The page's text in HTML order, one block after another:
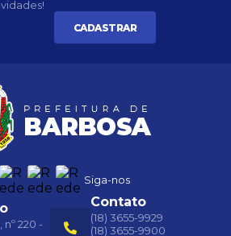
CADASTRAR
Siga-nos
nº 220 -
Contato
(18) 3655-9929
(18) 3655-9900